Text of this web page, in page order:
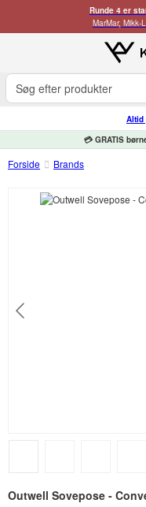
Runde 4 er
MarMar,
Altid
💳 GRATIS
Forside Brands
Outwell Sovepose -